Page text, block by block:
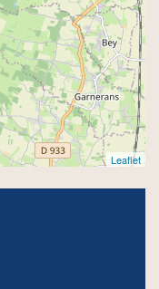
Leaflet